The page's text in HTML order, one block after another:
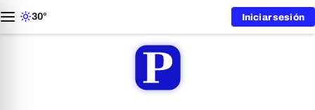
30° Iniciar sesión